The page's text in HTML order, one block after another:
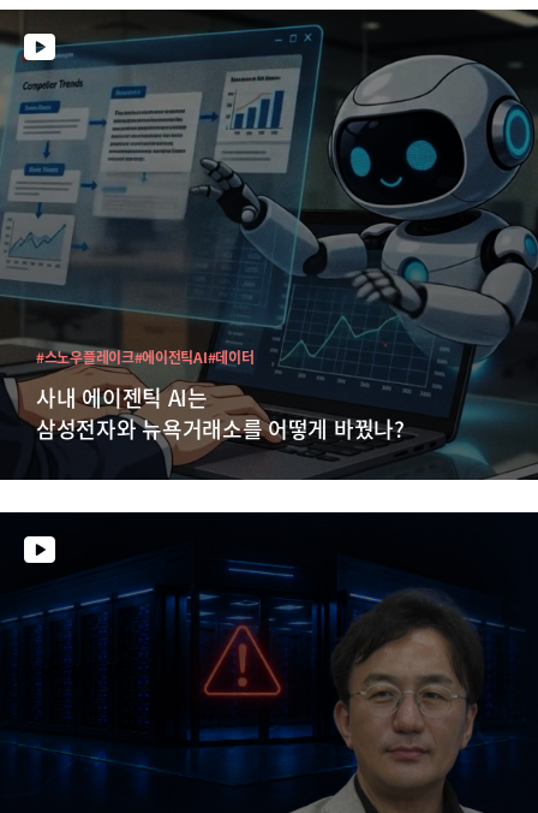
사내 에이젠틱 AI는
삼성전자와 뉴욕거래소를 어떻게 바꿨나?
#스노우플레이크#에이전틱AI#데이터